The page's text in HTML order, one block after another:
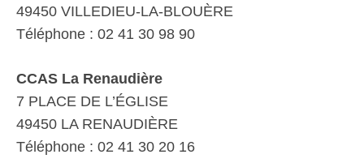
49450 VILLEDIEU-LA-BLOUÈRE
Téléphone : 02 41 30 98 90
CCAS La Renaudière
7 PLACE DE L’ÉGLISE
49450 LA RENAUDIÈRE
Téléphone : 02 41 30 20 16